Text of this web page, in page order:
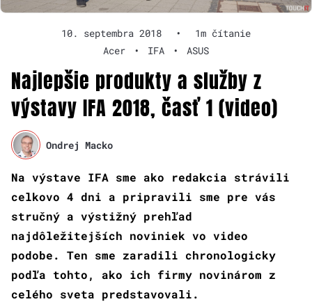
10. septembra 2018 •
1m čítanie
Acer
• IFA • ASUS
Najlepšie produkty a služby z
výstavy IFA 2018, časť 1 (video)
Ondrej Macko
Na výstave IFA sme ako redakcia strávili
celkovo 4 dni a pripravili sme pre vás
stručný a výstižný prehľad
najdôležitejších noviniek vo video
podobe. Ten sme zaradili chronologicky
podľa tohto, ako ich firmy novinárom z
celého sveta predstavovali.